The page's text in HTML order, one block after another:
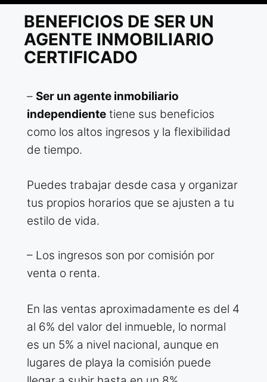
BENEFICIOS DE SER UN
AGENTE INMOBILIARIO
CERTIFICADO
– Ser un agente inmobiliario
independiente tiene sus beneficios
como los altos ingresos y la flexibilidad
de tiempo.
Puedes trabajar desde casa y organizar
tus propios horarios que se ajusten a tu
estilo de vida.
– Los ingresos son por comisión por
venta o renta.
En las ventas aproximadamente es del 4
al 6% del valor del inmueble, lo normal
es un 5% a nivel nacional, aunque en
lugares de playa la comisión puede